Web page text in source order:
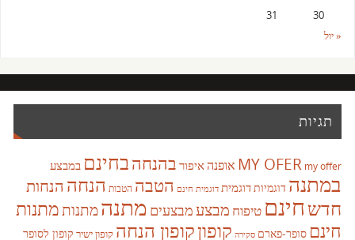
30
31
« יול
תגיות
MY OFER my offer אופנהאיפור בהנחהבחינם במבצע
במתנה דוגמיותדוגמית דוגמית חינם הטבה הטבות הנחה הנחות
חדשחינם טיפוח מבצעמבצעים מתנהמתנותמתנות
חינם סופר-פארם סקירה קופוןקופון הנחה קופון ישיר קופון לסופר